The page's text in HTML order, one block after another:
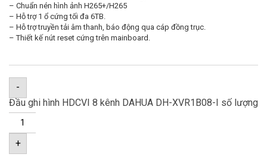
– Chuẩn nén hình ảnh H265+/H265
– Hỗ trợ 1 ổ cứng tối đa 6TB.
– Hỗ trợ truyền tải âm thanh, báo động qua cáp đồng trục.
– Thiết kế nút reset cứng trên mainboard.
-
Đầu ghi hình HDCVI 8 kênh DAHUA DH-XVR1B08-I số lượng
+